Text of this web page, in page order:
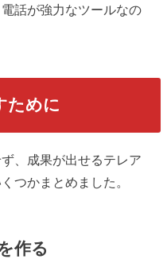
話が強力なツールなの
ために
、成果が出せるテレア
つかまとめました。
作る